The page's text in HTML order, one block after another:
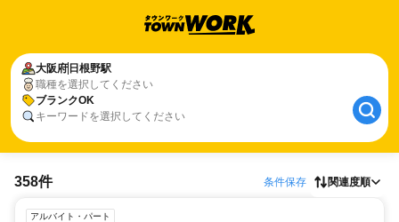
大阪府 日根野駅
職種を選択してください
ブランクOK
キーワードを選択してください
358件 条件保存 関連度順
アルバイト・パート